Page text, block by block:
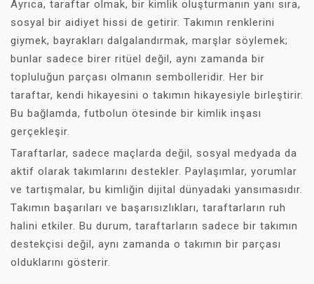
Ayrıca, taraftar olmak, bir kimlik oluşturmanın yanı sıra,
sosyal bir aidiyet hissi de getirir. Takımın renklerini
giymek, bayrakları dalgalandırmak, marşlar söylemek;
bunlar sadece birer ritüel değil, aynı zamanda bir
topluluğun parçası olmanın sembolleridir. Her bir
taraftar, kendi hikayesini o takımın hikayesiyle birleştirir.
Bu bağlamda, futbolun ötesinde bir kimlik inşası
gerçekleşir.
Taraftarlar, sadece maçlarda değil, sosyal medyada da
aktif olarak takımlarını destekler. Paylaşımlar, yorumlar
ve tartışmalar, bu kimliğin dijital dünyadaki yansımasıdır.
Takımın başarıları ve başarısızlıkları, taraftarların ruh
halini etkiler. Bu durum, taraftarların sadece bir takımın
destekçisi değil, aynı zamanda o takımın bir parçası
olduklarını gösterir.